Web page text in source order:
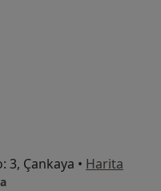
3, Çankaya • Harita